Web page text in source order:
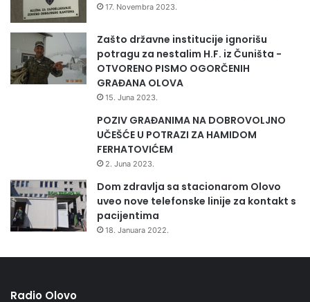
17. Novembra 2023.
Zašto državne institucije ignorišu
potragu za nestalim H.F. iz Čuništa -
OTVORENO PISMO OGORČENIH
GRAĐANA OLOVA
15. Juna 2023.
POZIV GRAĐANIMA NA DOBROVOLJNO
UČEŠĆE U POTRAZI ZA HAMIDOM
FERHATOVIĆEM
2. Juna 2023.
Dom zdravlja sa stacionarom Olovo
uveo nove telefonske linije za kontakt s
pacijentima
18. Januara 2022.
Radio Olovo